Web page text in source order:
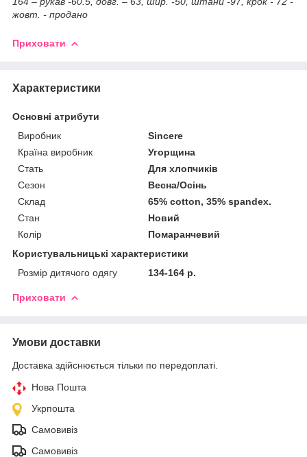
жовт. - продано
Приховати
Характеристики
Основні атрибути
Виробник
Sincere
Країна виробник
Угорщина
Стать
Для хлопчиків
Сезон
Весна/Осінь
Склад
65% cotton, 35% spandex.
Стан
Новий
Колір
Помаранчевий
Користувальницькі характеристики
Розмір дитячого одягу
134-164 р.
Приховати
Умови доставки
Доставка здійснюється тільки по передоплаті.
Нова Пошта
Укрпошта
Самовивіз
Самовивіз